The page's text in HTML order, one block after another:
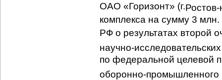
ОАО «Горизонт» (г.Ростов-
комплекса на сумму 3
РФ о результатах второй
научно-исследовательских
по федеральной целевой
оборонно-промышленного